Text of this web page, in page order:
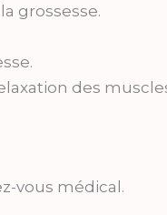
grossesse.
des
vous médical.